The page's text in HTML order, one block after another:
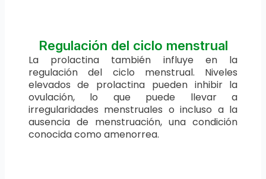
Regulación del ciclo menstrual
La prolactina también influye en la
regulación del ciclo menstrual. Niveles
elevados de prolactina pueden inhibir la
ovulación, lo que puede llevar a
irregularidades menstruales o incluso a la
ausencia de menstruación, una condición
conocida como amenorrea.